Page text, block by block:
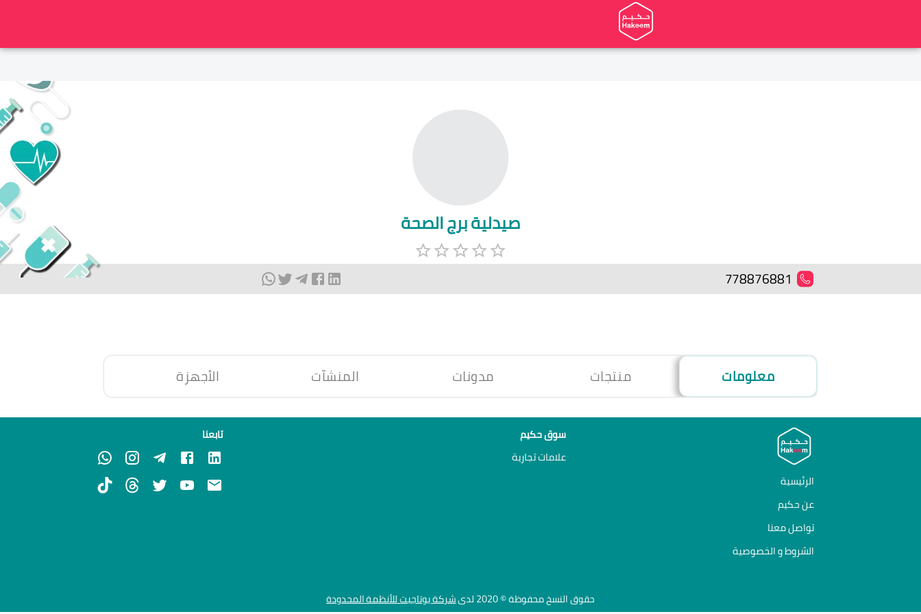
صيدلية برج الصحة
778876881
معلومات منتجات مدونات المنشآت الأجهزة
الرئيسية
عن حكيم
تواصل معنا
الشروط و الخصوصية
سوق حكيم
علامات تجارية
تابعنا
حقوق النسخ محفوظة © 2020 لدى شركة يوتاجيت للأنظمة المحدودة